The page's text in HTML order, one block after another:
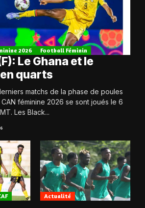
2026 Football Féminin
Le Ghana et le
quarts
matchs de la phase de poules
féminine 2026 se sont joués le 6
Les Black...
Actualité